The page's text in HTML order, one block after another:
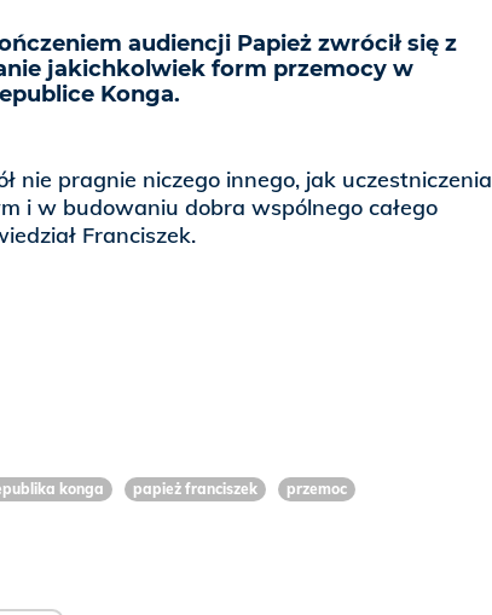
audiencji Papież zwrócił się z
jakichkolwiek form przemocy w
Konga.
nie pragnie niczego innego, jak uczestniczenia
i w budowaniu dobra wspólnego całego
Franciszek.
konga papież franciszek przemoc